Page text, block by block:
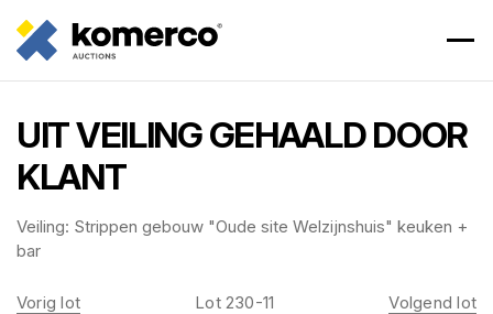
UIT VEILING GEHAALD DOOR
KLANT
Veiling: Strippen gebouw "Oude site Welzijnshuis" keuken +
bar
Vorig lot Lot 230-11 Volgend lot